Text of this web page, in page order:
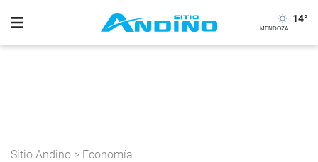
14°
Sitio Andino > Economía